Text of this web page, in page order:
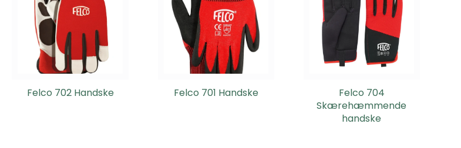
Felco 702 Handske Felco 701 Handske
Felco 704
Skærehæmmende
handske